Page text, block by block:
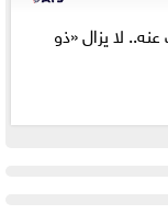
لا يزال «ذو